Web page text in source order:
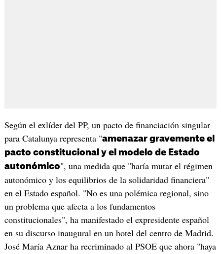
Según el exlíder del PP, un pacto de financiación singular
para Catalunya representa "amenazar gravemente el
pacto constitucional y el modelo de Estado
autonómico", una medida que "haría mutar el régimen
autonómico y los equilibrios de la solidaridad financiera"
en el Estado español. "No es una polémica regional, sino
un problema que afecta a los fundamentos
constitucionales", ha manifestado el expresidente español
en su discurso inaugural en un hotel del centro de Madrid.
José María Aznar ha recriminado al PSOE que ahora "haya